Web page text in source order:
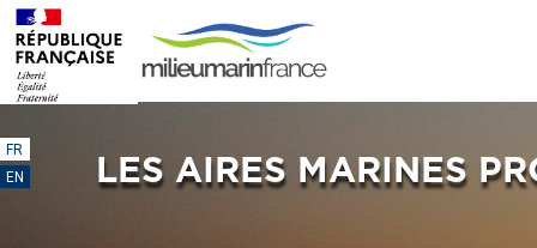
LES AIRES MARINES
FR
EN